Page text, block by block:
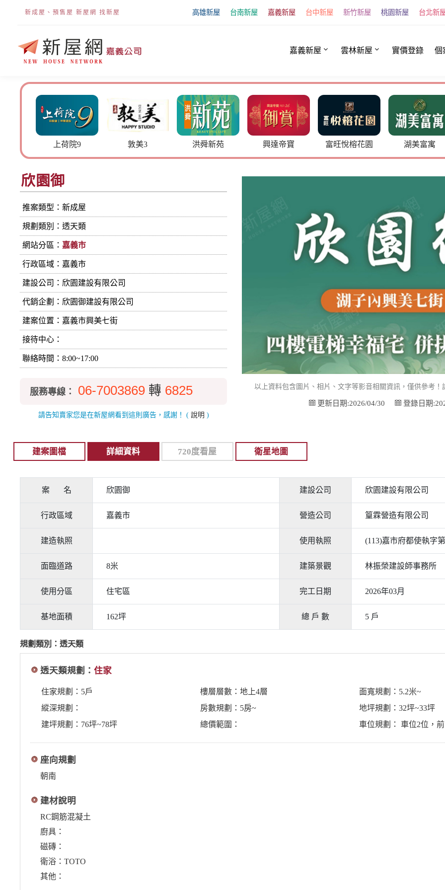
新成屋、預售屋 新屋網 找新屋 高雄新屋 台南新屋 嘉義新屋 台中新屋 新竹新屋 桃園新屋 台北新
嘉義新屋 雲林新屋 實價登錄 個
敦美3 洪舜新苑 興達帝寶 富旺悅榕花園 湖美富寓 理想家
欣園御
推案類型：新成屋
規劃類別：透天類
網站分區： 嘉義市
行政區域：嘉義市
建設公司： 欣園建設有限公司
代銷企劃：欣園御建設有限公司
建案位置：嘉義市興美七街
接待中心：
聯絡時間：8:00~17:00
服務專線： 06-7003869 轉 6825
請告知賣家您是在新屋網看到這則廣告，感謝！ ( 說明 )
以上資料包含圖片、相片、文字等影音相關資訊，僅供參考
更新日期:2026/04/30 登錄日期
建案圖檔 詳細資料 720度看屋 衛星地圖
案 名 欣園御 建設公司 欣園建設有限公司
行政區域 嘉義市 營造公司 篁霖營造有限公司
建造執照 使用執照 (113)嘉市府都使執字
面臨道路 8米 建築景觀 林振榮建設師事務所
使用分區 住宅區 完工日期 2026年03月
基地面積 162坪 總 戶 數 5 戶
規劃類別：透天類
透天類規劃： 住家
住家規劃：5戶 樓層層數：地上4層
面寬規劃：5.2米~
縱深規劃：
房數規劃：5房~
地坪規劃：32坪~33坪
建坪規劃：76坪~78坪
總價範圍： 車位規劃： 車位2位，
座向規劃
朝南
建材說明
RC鋼筋混凝土
廚具：
磁磚：
衛浴：TOTO
其他：